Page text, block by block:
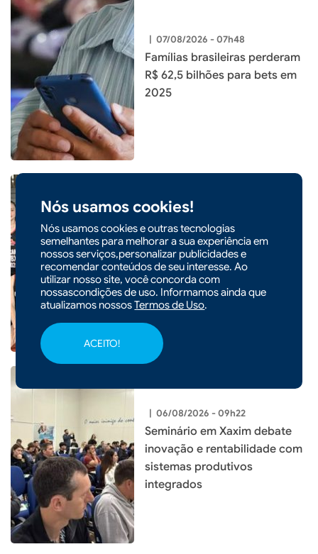
Nós usamos cookies!
Nós usamos cookies e outras tecnologias
semelhantes para melhorar a sua experiência em
nossos serviços,personalizar publicidades e
recomendar conteúdos de seu interesse. Ao
utilizar nosso site, você concorda com
nossascondições de uso. Informamos ainda que
atualizamos nossosTermos de Uso.
ACEITO!
| 07/08/2026 - 07h48
Famílias brasileiras perderam
R$ 62,5 bilhões para bets em
2025
CIDADES 07/08/2026 - 07h47
Quatro atletas de Xaxim são
convocadas para seletiva da
Seleção Catarinense de
Basquete
| 06/08/2026 - 09h22
Seminário em Xaxim debate
inovação e rentabilidade com
sistemas produtivos
integrados